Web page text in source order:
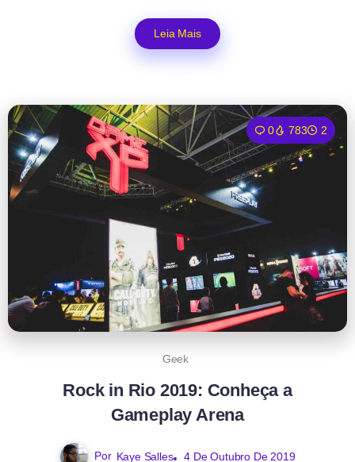
Leia Mais
0 783 2
Geek
Rock in Rio 2019: Conheça a
Gameplay Arena
Por Kaye Salles 4 De Outubro De 2019